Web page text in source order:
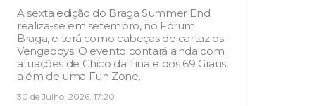
A sexta edição do Braga Summer End
realiza-se em setembro, no Fórum
Braga, e terá como cabeças de cartaz os
Vengaboys. O evento contará ainda com
atuações de Chico da Tina e dos 69 Graus,
além de uma Fun Zone.
30 de Julho, 2026, 17:20